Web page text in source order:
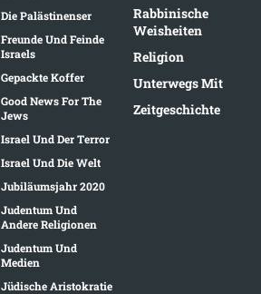
Die Palästinenser
Freunde Und Feinde
Israels
Gepackte Koffer
Good News For The
Jews
Israel Und Der Terror
Israel Und Die Welt
Jubiläumsjahr 2020
Judentum Und
Andere Religionen
Judentum Und
Medien
Jüdische Aristokratie
Rabbinische
Weisheiten
Religion
Unterwegs Mit
Zeitgeschichte